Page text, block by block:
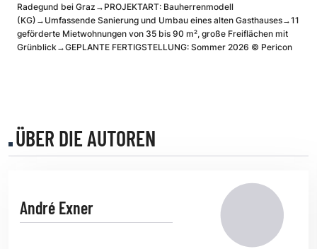
Radegund bei Graz →PROJEKTART: Bauherrenmodell
(KG) →Umfassende Sanierung und Umbau eines alten Gasthauses→11
geförderte Mietwohnungen von 35 bis 90 m², große Freiflächen mit
Grünblick→GEPLANTE FERTIGSTELLUNG: Sommer 2026 © Pericon
ÜBER DIE AUTOREN
André Exner